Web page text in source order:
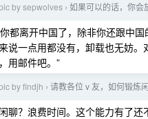
by sepwolves › 如果可以的话，你会
你都离开中国了，除非你还跟中国
说一点用都没有，卸载也无妨。
用邮件吧。”
by findjh › 请教各位 v 友，如何锻炼
聊？浪费时间。这个能力有了还